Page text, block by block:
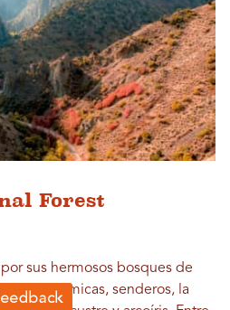
Forest
sus hermosos bosques de
panorámicas, senderos, la